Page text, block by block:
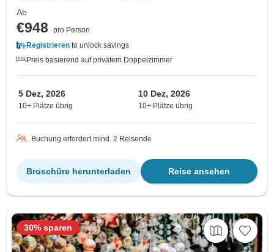
Ab
€948
pro Person
Registrieren to unlock savings
Preis basierend auf privatem Doppelzimmer
5 Dez, 2026
10+ Plätze übrig
10 Dez, 2026
10+ Plätze übrig
Buchung erfordert mind. 2 Reisende
Reise ansehen
Broschüre herunterladen
30% sparen